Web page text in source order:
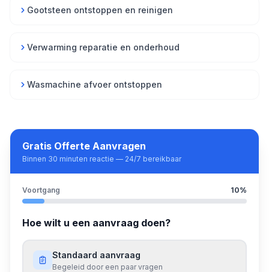
Gootsteen ontstoppen en reinigen
Verwarming reparatie en onderhoud
Wasmachine afvoer ontstoppen
Gratis Offerte Aanvragen
Binnen 30 minuten reactie — 24/7 bereikbaar
Voortgang 10%
Hoe wilt u een aanvraag doen?
Standaard aanvraag
Begeleid door een paar vragen